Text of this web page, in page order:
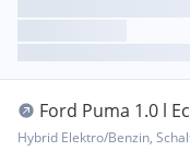
Ford Puma 1.0 l
Auto